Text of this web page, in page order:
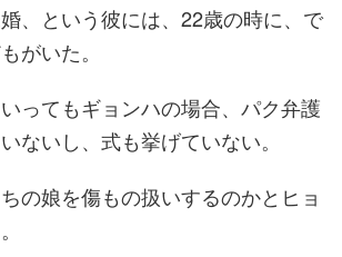
、という彼には、22歳の時に、で
がいた。
ってもギョンハの場合、パク弁護
ないし、式も挙げていない。
の娘を傷もの扱いするのかとヒョ